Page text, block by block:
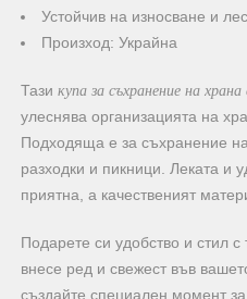
Устойчив на износване и
Произход: Украйна
Тази купа за съхранение на
улеснява организацията на
Подходяща е за съхранение
разходки и пикници. Леката и
приятна, а качественият
Подарете си удобство и стил с
внесе ред и свежест във
създайте специален момент за